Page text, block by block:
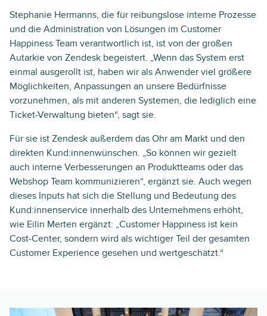
Stephanie Hermanns, die für reibungslose interne Prozesse
und die Administration von Lösungen im Customer
Happiness Team verantwortlich ist, ist von der großen
Autarkie von Zendesk begeistert. „Wenn das System erst
einmal ausgerollt ist, haben wir als Anwender viel größere
Möglichkeiten, Anpassungen an unsere Bedürfnisse
vorzunehmen, als mit anderen Systemen, die lediglich eine
Ticket-Verwaltung bieten“, sagt sie.
Für sie ist Zendesk außerdem das Ohr am Markt und den
direkten Kund:innenwünschen. „So können wir gezielt
auch interne Verbesserungen an Produktteams oder das
Webshop Team kommunizieren“, ergänzt sie. Auch wegen
dieses Inputs hat sich die Stellung und Bedeutung des
Kund:innenservice innerhalb des Unternehmens erhöht,
wie Eilin Merten ergänzt: „Customer Happiness ist kein
Cost-Center, sondern wird als wichtiger Teil der gesamten
Customer Experience gesehen und wertgeschätzt.“